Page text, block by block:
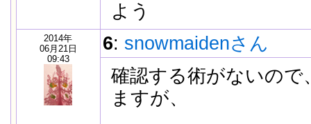
よう
2014年
06月21日
09:43
6: snowmaidenさん
確認する術がないので
ますが、